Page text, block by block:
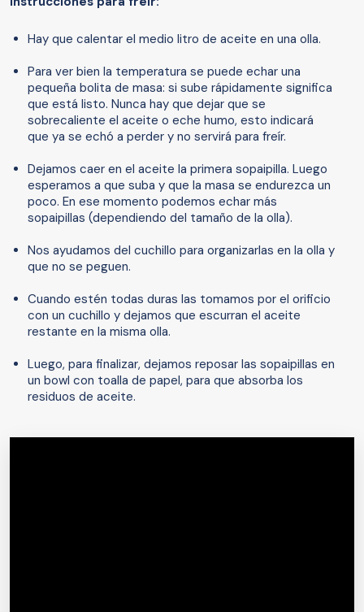
Hay que calentar el medio litro de aceite en una olla.
Para ver bien la temperatura se puede echar una
pequeña bolita de masa: si sube rápidamente significa
que está listo. Nunca hay que dejar que se
sobrecaliente el aceite o eche humo, esto indicará
que ya se echó a perder y no servirá para freír.
Dejamos caer en el aceite la primera sopaipilla. Luego
esperamos a que suba y que la masa se endurezca un
poco. En ese momento podemos echar más
sopaipillas (dependiendo del tamaño de la olla).
Nos ayudamos del cuchillo para organizarlas en la olla y
que no se peguen.
Cuando estén todas duras las tomamos por el orificio
con un cuchillo y dejamos que escurran el aceite
restante en la misma olla.
Luego, para finalizar, dejamos reposar las sopaipillas en
un bowl con toalla de papel, para que absorba los
residuos de aceite.